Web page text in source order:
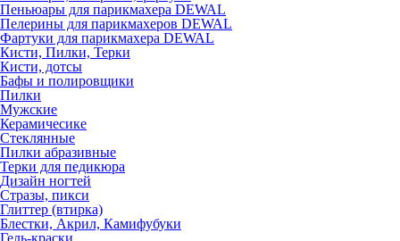
Пеньюары для парикмахера DEWAL
Пелерины для парикмахеров DEWAL
Фартуки для парикмахера DEWAL
Кисти, Пилки, Терки
Кисти, дотсы
Бафы и полировщики
Пилки
Мужские
Керамичесике
Стеклянные
Пилки абразивные
Терки для педикюра
Дизайн ногтей
Стразы, пикси
Глиттер (втирка)
Блестки, Акрил, Камифубуки
Гель-краски